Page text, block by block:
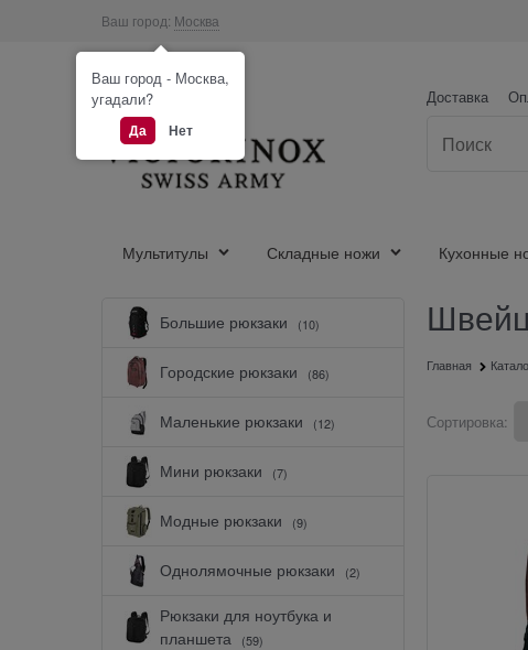
Ваш город: Москва
Доставка
Мультитулы Складные ножи Кухонные
Большие рюкзаки (10)
Городские рюкзаки (86)
Маленькие рюкзаки (12)
Мини рюкзаки (7)
Модные рюкзаки (9)
Однолямочные рюкзаки (2)
Рюкзаки для ноутбука и
планшета
(59)
Найдено товаров:
Главная
Сортировка:
Ваш город - Москва,
угадали?
Да Нет